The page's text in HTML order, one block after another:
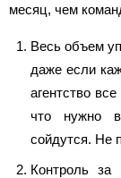
месяц, чем
Весь объем
даже если
агентство
что нужно
сойдутся. Не
Контроль